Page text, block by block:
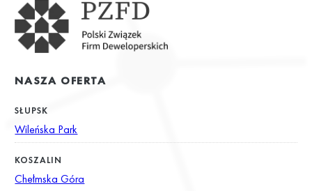
NASZA OFERTA
SŁUPSK
Wileńska Park
KOSZALIN
Chełmska Góra